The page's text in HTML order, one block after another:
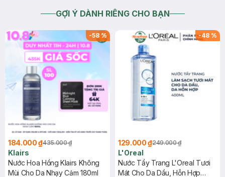
GỢI Ý DÀNH RIÊNG CHO BẠN
-58%
184.000 ₫435.000 ₫
Klairs
Nước Hoa Hồng Klairs Không
Mùi Cho Da Nhạy Cảm 180ml
-48 %
129.000 ₫249.000 ₫
L'Oreal
Nước Tẩy Trang L'Oreal Tươi
Mát Cho Da Dầu, Hỗn Hợp